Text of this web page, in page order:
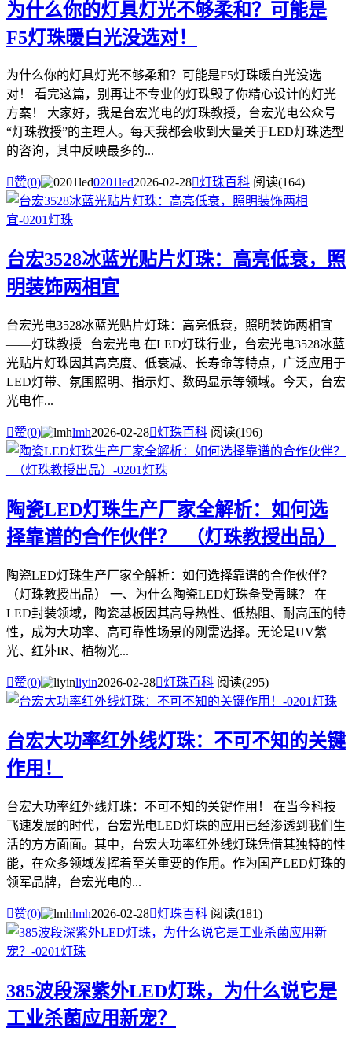
为什么你的灯具灯光不够柔和？可能是
F5灯珠暖白光没选对！
为什么你的灯具灯光不够柔和？可能是F5灯珠暖白光没选
对！ 看完这篇，别再让不专业的灯珠毁了你精心设计的灯光
方案！ 大家好，我是台宏光电的灯珠教授，台宏光电公众号
“灯珠教授”的主理人。每天我都会收到大量关于LED灯珠选型
的咨询，其中反映最多的...
赞(0) 0201led2026-02-28灯珠百科 阅读(164)
台宏3528冰蓝光贴片灯珠：高亮低衰，照
明装饰两相宜
台宏光电3528冰蓝光贴片灯珠：高亮低衰，照明装饰两相宜
——灯珠教授 | 台宏光电 在LED灯珠行业，台宏光电3528冰蓝
光贴片灯珠因其高亮度、低衰减、长寿命等特点，广泛应用于
LED灯带、氛围照明、指示灯、数码显示等领域。今天，台宏
光电作...
赞(0) lmh2026-02-28灯珠百科 阅读(196)
陶瓷LED灯珠生产厂家全解析：如何选
择靠谱的合作伙伴？_（灯珠教授出品）
陶瓷LED灯珠生产厂家全解析：如何选择靠谱的合作伙伴？
（灯珠教授出品） 一、为什么陶瓷LED灯珠备受青睐？ 在
LED封装领域，陶瓷基板因其高导热性、低热阻、耐高压的特
性，成为大功率、高可靠性场景的刚需选择。无论是UV紫
光、红外IR、植物光...
赞(0) liyin2026-02-28灯珠百科 阅读(295)
台宏大功率红外线灯珠：不可不知的关键
作用！
台宏大功率红外线灯珠：不可不知的关键作用！ 在当今科技
飞速发展的时代，台宏光电LED灯珠的应用已经渗透到我们生
活的方方面面。其中，台宏大功率红外线灯珠凭借其独特的性
能，在众多领域发挥着至关重要的作用。作为国产LED灯珠的
领军品牌，台宏光电的...
赞(0) lmh2026-02-28灯珠百科 阅读(181)
385波段深紫外LED灯珠，为什么说它是
工业杀菌应用新宠？